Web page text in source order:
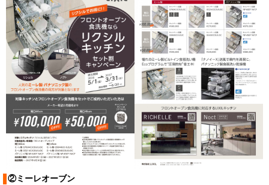
②ミーレオーブン